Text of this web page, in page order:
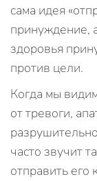
сама идея
принуждение,
здоровья
против цели.
Когда мы
от тревоги,
часто звучит
отправить его